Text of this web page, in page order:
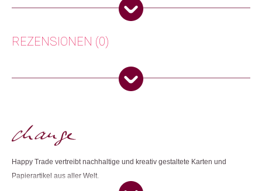
Kategorien:Lifestyle,Papeterie & Büro, Weihnachtsgeschenke
entsprechen:
REZENSIONEN (0)
Es gibt noch keine Rezensionen.
Happy Trade vertreibt nachhaltige und kreativ gestaltete Karten und
Papierartikel aus aller Welt.